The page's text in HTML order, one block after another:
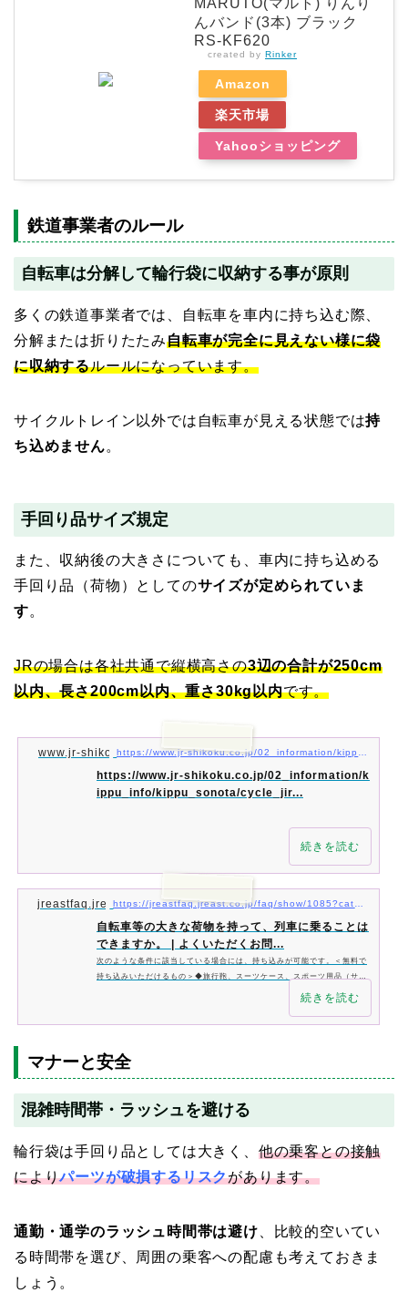
んバンド(3本) ブラック
RS-KF620
created by Rinker
Amazon
楽天市場
Yahooショッピング
鉄道事業者のルール
自転車は分解して輪行袋に収納する事が原則
多くの鉄道事業者では、自転車を車内に持ち込む際、
分解または折りたたみ自転車が完全に見えない様に袋
に収納するルールになっています。
サイクルトレイン以外では自転車が見える状態では持
ち込めません。
手回り品サイズ規定
また、収納後の大きさについても、車内に持ち込める
手回り品（荷物）としてのサイズが定められていま
す。
JRの場合は各社共通で縦横高さの3辺の合計が250cm
以内、長さ200cm以内、重さ30kg以内です。
www.jr-shikoku.co.jp https://www.jr-shikoku.co.jp/02_information/kippu_info/kippu_sonota/cycle_jirei.pdf
https://www.jr-shikoku.co.jp/02_information/k
ippu_info/kippu_sonota/cycle_jir...
続きを読む
jreastfaq.jreast.co.jp https://jreastfaq.jreast.co.jp/faq/show/1085?category_id=22&#038;site_domain=default
自転車等の大きな荷物を持って、列車に乗ることは
できますか。 | よくいただくお問...
次のような条件に該当している場合には、持ち込みが可能です。＜無料で
持ち込みいただけるもの＞◆旅行鞄、スーツケース、スポーツ用品（サー
フボードは専用の袋に収納したもの）、楽器用品、玩具、その他携帯
続きを読む
マナーと安全
混雑時間帯・ラッシュを避ける
輪行袋は手回り品としては大きく、 他の乗客との接触
によりパーツが破損するリスクがあります。
通勤・通学のラッシュ時間帯は避け 、比較的空いてい
る時間帯を選び、周囲の乗客への配慮も考えておきま
しょう。